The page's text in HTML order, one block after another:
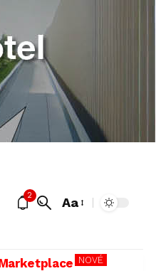
2 Aa
NOVÉ